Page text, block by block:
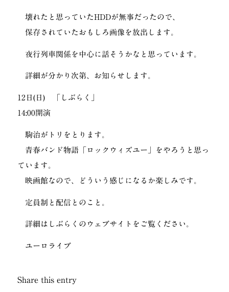
壊れたと思っていたHDDが無事だったので、
保存されていたおもしろ画像を放出します。
夜行列車関係を中心に話そうかなと思っています。
詳細が分かり次第、お知らせします。
12日(日) 「しぶらく」
14:00開演
駒治がトリをとります。
青春バンド物語「ロックウィズユー」をやろうと思っ
ています。
映画館なので、どういう感じになるか楽しみです。
定員制と配信とのこと。
詳細はしぶらくのウェブサイトをご覧ください。
ユーロライブ
Share this entry